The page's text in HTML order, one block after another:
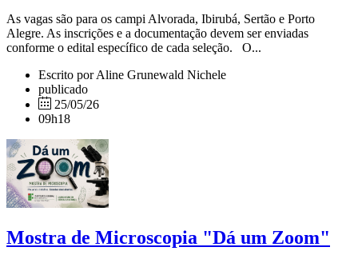
As vagas são para os campi Alvorada, Ibirubá, Sertão e Porto
Alegre. As inscrições e a documentação devem ser enviadas
conforme o edital específico de cada seleção. O...
Escrito por Aline Grunewald Nichele
publicado
25/05/26
09h18
Mostra de Microscopia "Dá um Zoom"